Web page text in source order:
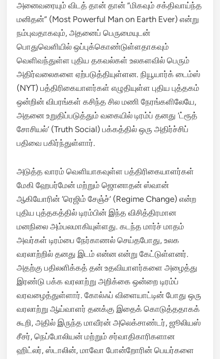
அனைவரையும் விடத் தான் தான் “மிகவும் சக்திவாய்ந்த
மனிதன்” (Most Powerful Man on Earth Ever) என்று
நம்புவதாகவும், அதனைப் பெருமையுடன்
பொதுவெளியில் ஒப்புக்கொண்டுள்ளதாகவும்
வெளிவந்துள்ள புதிய தகவல்கள் உலகளவில் பெரும்
அதிர்வலைகளை ஏற்படுத்தியுள்ளன. நியூயார்க் டைம்ஸ்
(NYT) பத்திரிகையாளர்கள் எழுதியுள்ள புதிய புத்தகம்
ஒன்றின் விபரங்கள் கசிந்த சில மணி நேரங்களிலேயே,
அதனை உறுதிப்படுத்தும் வகையில் டிரம்ப் தனது ‘ட்ரூத்
சோசியல்’ (Truth Social) பக்கத்தில் ஒரு அதிர்ச்சிப்
பதிவை பகிர்ந்துள்ளார்.
அடுத்த வாரம் வெளியாகவுள்ள பத்திரிகையாளர்கள்
மேகி ஹேபர்மேன் மற்றும் ஜொனாதன் ஸ்வான்
ஆகியோரின் ‘ரெஜிம் சேஞ்ச்’ (Regime Change) என்ற
புதிய புத்தகத்தில் டிரம்பின் இந்த விசித்திரமான
மனநிலை அம்பலமாகியுள்ளது. கடந்த மார்ச் மாதம்
அவர்கள் டிரம்பை நேர்காணல் செய்தபோது, உலக
வரலாற்றில் தனது இடம் என்ன என்று கேட்டுள்ளனர்.
அதற்கு பதிலளிக்கத் தன் உதவியாளர்களை அழைத்து
இரண்டு பக்க வரலாற்று அறிக்கை ஒன்றை டிரம்ப்
வரவழைத்துள்ளார். கோல்ஃப் விளையாட்டின் போது ஒரு
வரலாற்று ஆய்வாளர் தனக்கு இதைக் கொடுத்ததாகக்
கூறி, அதில் இருந்த மாவீரன் அலெக்சாண்டர், ஜூலியஸ்
சீசர், நெப்போலியன் மற்றும் சர்வாதிகாரிகளான
ஹிட்லர், ஸ்டாலின், மாவோ போன்றோரின் பெயர்களை